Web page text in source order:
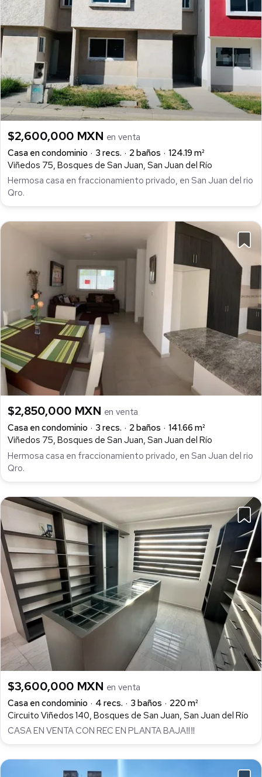
$2,600,000 MXN en venta
Casa en condominio
3 recs. 2 baños
124.19 m²
Viñedos 75, Bosques de San Juan, San Juan del Río
Hermosa casa en fraccionamiento privado, en San Juan del rio
Qro.
$2,850,000 MXN en venta
Casa en condominio
3 recs. 2 baños
141.66 m²
Viñedos 75, Bosques de San Juan, San Juan del Río
Hermosa casa en fraccionamiento privado, en San Juan del rio
Qro.
$3,600,000 MXN en venta
Casa en condominio
4 recs. 3 baños
220 m²
Circuito Viñedos 140, Bosques de San Juan, San Juan del Río
CASA EN VENTA CON REC EN PLANTA BAJA‼️‼️